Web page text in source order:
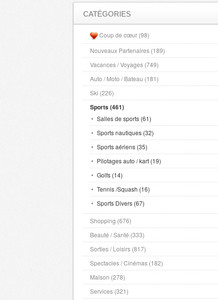
CATÉGORIES
Coup de cœur (98)
Nouveaux Partenaires (189)
Vacances / Voyages (749)
Auto / Moto / Bateau (181)
Ski (226)
Sports (461)
Salles de sports (61)
Sports nautiques (32)
Sports aériens (35)
Pilotages auto / kart (19)
Golfs (14)
Tennis /Squash (16)
Sports Divers (67)
Shopping (676)
Beauté / Santé (333)
Sorties / Loisirs (817)
Spectacles / Cinémas (182)
Maison (278)
Services (321)